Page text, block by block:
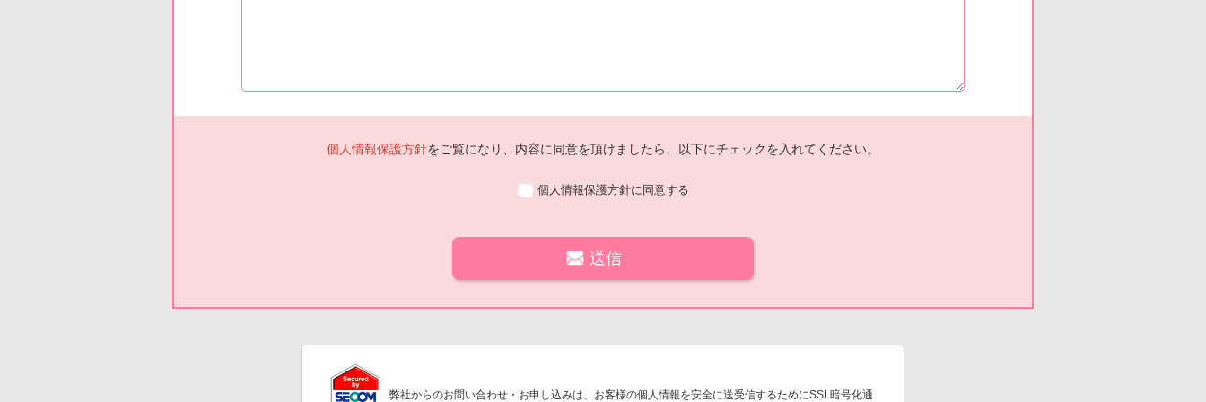
個人情報保護方針をご覧になり、内容に同意を頂けましたら、以下にチェックを入れてください。
個人情報保護方針に同意する
弊社からのお問い合わせ・お申し込みは、お客様の個人情報を安全に送受信するためにSSL暗号化通